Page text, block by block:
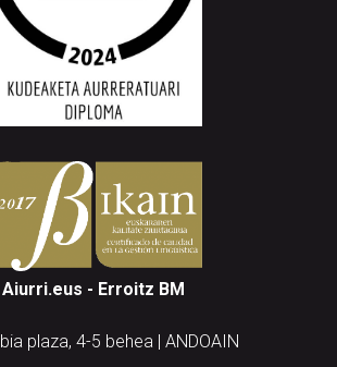
Aiurri.eus - Erroitz BM
plaza, 4-5 behea | ANDOAIN